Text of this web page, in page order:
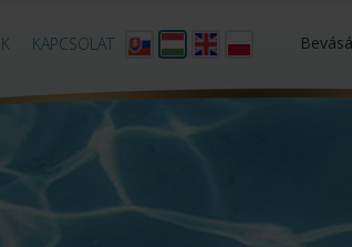
KAPCSOLAT